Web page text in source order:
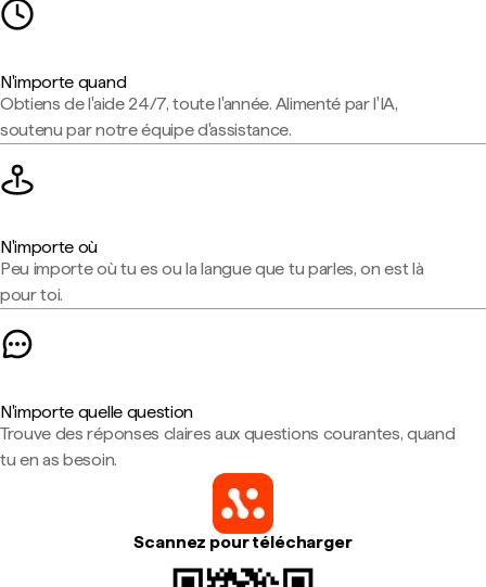
N'importe quand
Obtiens de l'aide 24/7, toute l'année. Alimenté par l'IA,
soutenu par notre équipe d'assistance.
N'importe où
Peu importe où tu es ou la langue que tu parles, on est là
pour toi.
N'importe quelle question
Trouve des réponses claires aux questions courantes, quand
tu en as besoin.
Scannez pour télécharger